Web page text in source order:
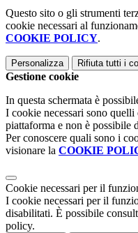
Questo sito o gli strumenti
cookie necessari al
COOKIE POLICY.
Personalizza Rifiuta tutti i
Gestione cookie
In questa schermata è
I cookie necessari sono
piattaforma e non è possibile
Per conoscere quali sono i
visionare la COOKIE
Cookie necessari per il
I cookie necessari per il
disabilitati. È possibile
policy.